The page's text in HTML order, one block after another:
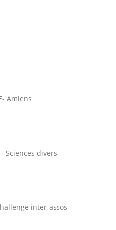
Amiens
Sciences divers
inter-assos